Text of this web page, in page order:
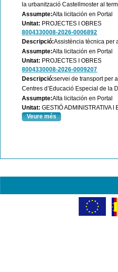
la urbanització Castellmoster al
Assumpte:Alta licitación en Portal
Unitat: PROJECTES I OBRES
8004330008-2026-0006892
Descripció:Assistència tècnica per
Assumpte:Alta licitación en Portal
Unitat: PROJECTES I OBRES
8004330008-2026-0009207
Descripció:servei de transport per
Centres d’Educació Especial de la
Assumpte:Alta licitación en Portal
Unitat:GESTIÓ ADMINISTRATIVA I
Veure més